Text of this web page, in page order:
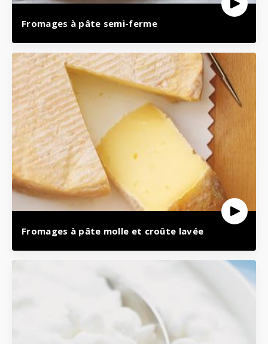
Fromages à pâte semi-ferme
Fromages à pâte molle et croûte lavée